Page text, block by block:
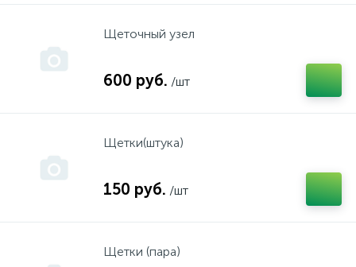
Щеточный узел
600 руб. /шт
Щетки(штука)
150 руб. /шт
Щетки (пара)
набор инструмента г.Сарапул
насосы "Жардано"